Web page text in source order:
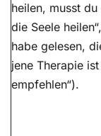
heilen, musst
die Seele
habe gelesen,
jene Therapie
empfehlen“).